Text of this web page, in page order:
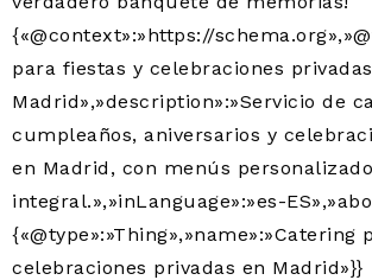
{«@context»:»https://
para fiestas y celebraciones
Madrid»,»description»:»Servicio de
cumpleaños, aniversarios y
en Madrid, con menús
integral.»,»inLanguage»:»es-
{«@type»:»Thing»,»name»:»Catering
celebraciones privadas en Madrid»}}